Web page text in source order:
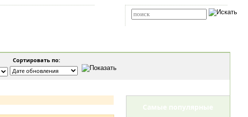
Сортировать по:
Самые популярные